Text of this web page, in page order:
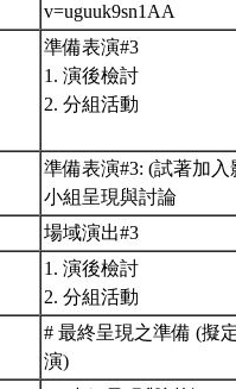
v=uguuk9sn1AA
準備表演#3
1. 演後檢討
2. 分組活動
準備表演#3: (試著加
小組呈現與討論
場域演出#3
1. 演後檢討
2. 分組活動
# 最終呈現之準備 (擬
演)